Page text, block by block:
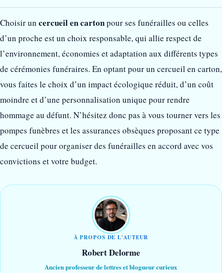
Choisir un cercueil en cartonpour ses funérailles ou celles
d’un proche est un choix responsable, qui allie respect de
l’environnement, économies et adaptation aux différents types
de cérémonies funéraires. En optant pour un cercueil en carton,
vous faites le choix d’un impact écologique réduit, d’un coût
moindre et d’une personnalisation unique pour rendre
hommage au défunt. N’hésitez donc pas à vous tourner vers les
pompes funèbres et les assurances obsèques proposant ce type
de cercueil pour organiser des funérailles en accord avec vos
convictions et votre budget.
À PROPOS DE L'AUTEUR
Robert Delorme
Ancien professeur de lettres et blogueur curieux